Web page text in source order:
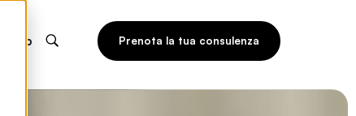
Shop Prenota la tua consulenza